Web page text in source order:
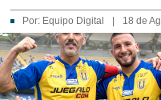
Por: Equipo Digital 18 de